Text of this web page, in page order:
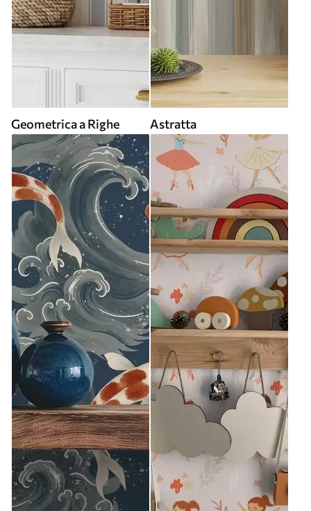
Geometrica a Righe Astratta